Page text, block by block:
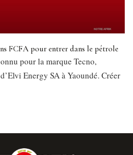
FCFA pour entrer dans le pétrole
pour la marque Tecno,
Energy SA à Yaoundé. Créer